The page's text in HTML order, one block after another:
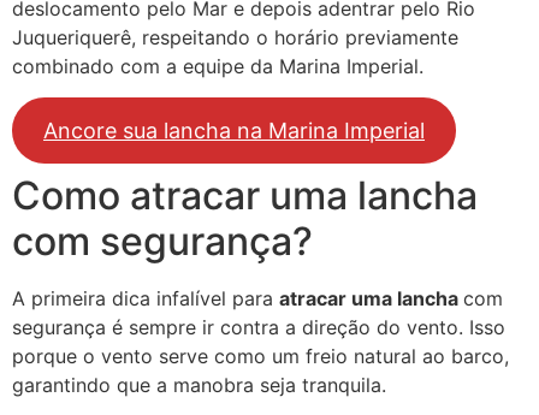
deslocamento pelo Mar e depois adentrar pelo Rio
Juqueriquerê, respeitando o horário previamente
combinado com a equipe da Marina Imperial.
Ancore sua lancha na Marina Imperial
Como atracar uma lancha
com segurança?
A primeira dica infalível para atracar uma lancha com
segurança é sempre ir contra a direção do vento. Isso
porque o vento serve como um freio natural ao barco,
garantindo que a manobra seja tranquila.